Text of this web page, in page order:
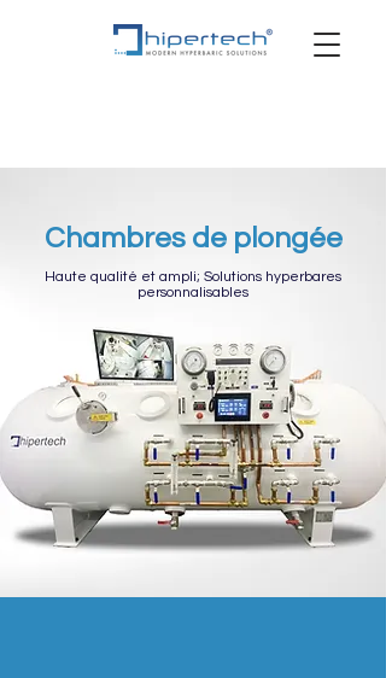
Chambres de plongée
Haute qualité et ampli; Solutions hyperbares
personnalisables